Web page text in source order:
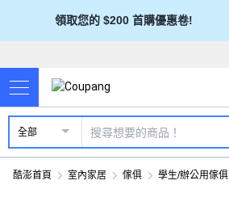
領取您的 $200 首購優惠卷!
全部
酷澎首頁 室內家居 傢俱 學生/辦公用傢俱